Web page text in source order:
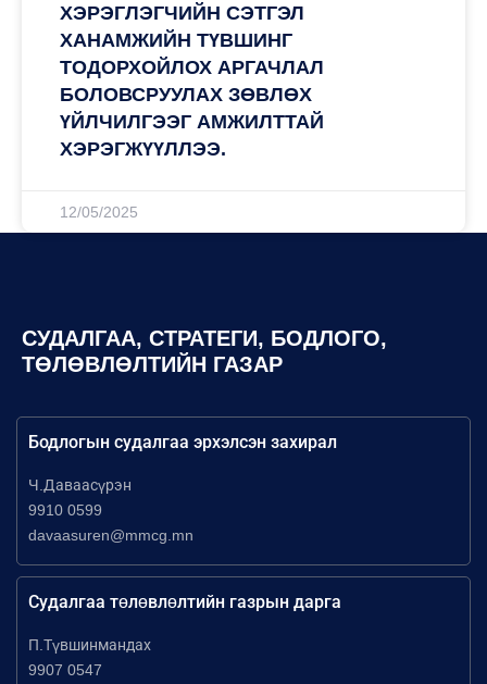
ХЭРЭГЛЭГЧИЙН СЭТГЭЛ
ХАНАМЖИЙН ТҮВШИНГ
ТОДОРХОЙЛОХ АРГАЧЛАЛ
БОЛОВСРУУЛАХ ЗӨВЛӨХ
ҮЙЛЧИЛГЭЭГ АМЖИЛТТАЙ
ХЭРЭГЖҮҮЛЛЭЭ.
12/05/2025
СУДАЛГАА, СТРАТЕГИ, БОДЛОГО,
ТӨЛӨВЛӨЛТИЙН ГАЗАР
Бодлогын судалгаа эрхэлсэн захирал
Ч.Даваасүрэн
9910 0599
davaasuren@mmcg.mn
Судалгаа төлөвлөлтийн газрын дарга
П.Түвшинмандах
9907 0547